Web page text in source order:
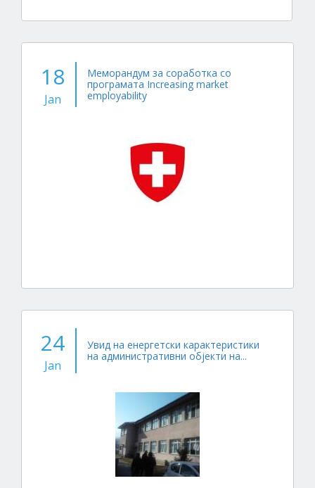
18
Jan
Меморандум за соработка со
програмата Increasing market
employability
24
Jan
Увид на енергетски карактеристики
на административни објекти на...